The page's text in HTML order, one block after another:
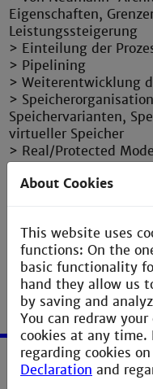
Eigenschaften,
Leistungssteigerung
> Einteilung der
> Pipelining
> Weiterentwicklung
>
Speichervarianten,
virtueller Speicher
> Real/Protected
Multi-Tasking-/Multi-
Gates, TSS
Service
About Cookies
This website uses
functions: On the
basic functionality
hand they allow us
by saving and
You can redraw
cookies at any time.
regarding cookies
Declaration and